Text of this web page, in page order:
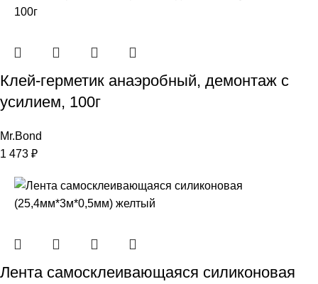
Клей-герметик анаэробный, демонтаж с
усилием, 100г
Mr.Bond
1 473 ₽
Лента самосклеивающаяся силиконовая